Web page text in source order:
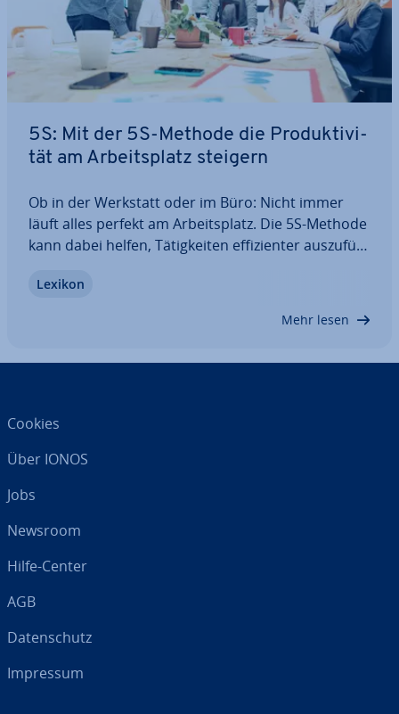
5S: Mit der 5S-Methode die Pro­duk­ti­vi­
tät am Ar­beits­platz steigern
Ob in der Werkstatt oder im Büro: Nicht immer
läuft alles perfekt am Ar­beits­platz. Die 5S-Methode
kann dabei helfen, Tä­tig­kei­ten ef­fi­zi­en­ter aus­zu­füh­
aus Japan und hat dort die Ar­beits­welt re­vo­lu­tio­
Lexikon
Mehr lesen
Cookies
Über IONOS
Jobs
Newsroom
Hilfe-Center
AGB
Da­ten­schutz
Impressum